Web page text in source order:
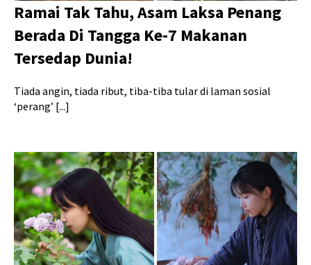
Ramai Tak Tahu, Asam Laksa Penang
Berada Di Tangga Ke-7 Makanan
Tersedap Dunia!
Tiada angin, tiada ribut, tiba-tiba tular di laman sosial
‘perang’ [...]